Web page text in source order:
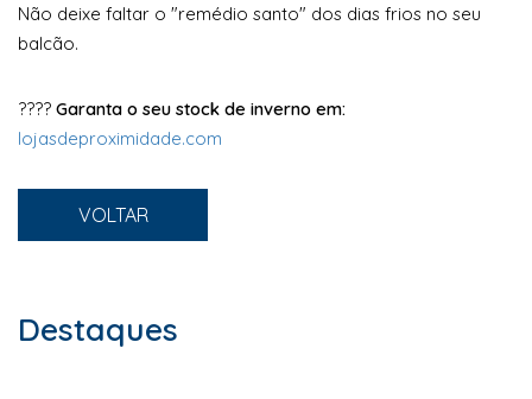
Não deixe faltar o "remédio santo" dos dias frios no seu
balcão.
???? Garanta o seu stock de inverno em:
lojasdeproximidade.com
VOLTAR
Destaques